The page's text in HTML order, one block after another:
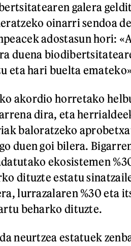
galera
oinarri sendoa
adostasun hori:
duena
eta hari buelta
akordio horretako
dira, eta
baloratzeko
duen goi bilera.
ekosistemen
dituzte estatu
lurrazalaren %30 eta
beharko dituzte.
neurtzea estatuek